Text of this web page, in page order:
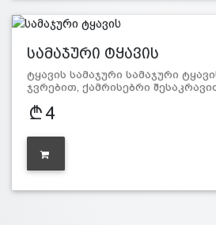
სამაჯური ტყავის
ტყავის სამაჯური სამაჯური
ჯვრებით, ქამრისებრი
4